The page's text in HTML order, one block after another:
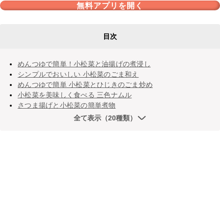
無料アプリを開く
目次
めんつゆで簡単！小松菜と油揚げの煮浸し
シンプルでおいしい 小松菜のごま和え
めんつゆで簡単 小松菜とひじきのごま炒め
小松菜を美味しく食べる 三色ナムル
さつま揚げと小松菜の簡単煮物
全て表示（20種類）